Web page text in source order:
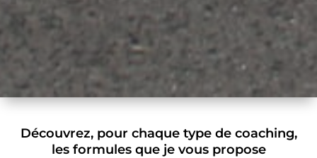
Découvrez, pour chaque type de coaching,
les formules que je vous propose